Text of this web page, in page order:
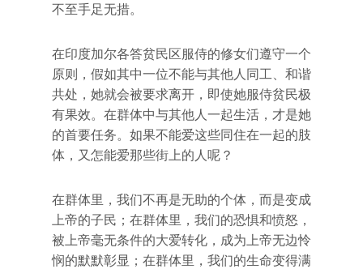
不至手足无措。
在印度加尔各答贫民区服侍的修女们遵守一个
原则，假如其中一位不能与其他人同工、和谐
共处，她就会被要求离开，即使她服侍贫民极
有果效。在群体中与其他人一起生活，才是她
的首要任务。如果不能爱这些同住在一起的肢
体，又怎能爱那些街上的人呢？
在群体里，我们不再是无助的个体，而是变成
上帝的子民；在群体里，我们的恐惧和愤怒，
被上帝毫无条件的大爱转化，成为上帝无边怜
悯的默默彰显；在群体里，我们的生命变得满